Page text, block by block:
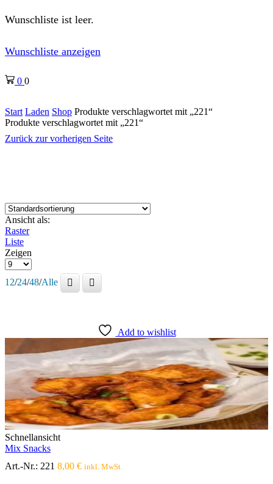
Wunschliste ist leer.
Wunschliste anzeigen
0 0
Start Laden Shop Produkte verschlagwortet mit „221“
Produkte verschlagwortet mit „221“
Zurück zur vorherigen Seite
Ansicht als:
Raster
Liste
Zeigen
Produkte
Seite
12/24/48/Alle
Add to wishlist
Schnellansicht
Mix Snacks
Art.-Nr.: 221 8,00 € inkl. MwSt.